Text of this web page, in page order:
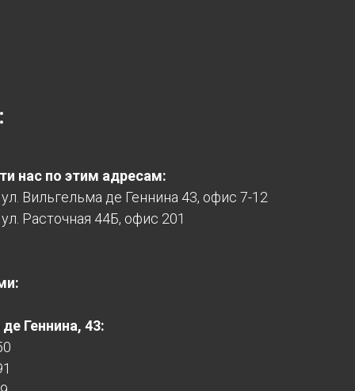
нас по этим адресам:
ул. Вильгельма де Геннина 43, офис 7-12
ул. Расточная 44Б, офис 201
Геннина, 43: